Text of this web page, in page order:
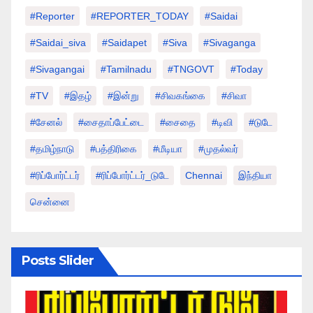
#Reporter #REPORTER_TODAY #saidai
#saidai_siva #saidapet #Siva #Sivaganga
#sivagangai #tamilnadu #TNGOVT #today
#TV #இதழ் #இன்று #சிவகங்கை #சிவா
#சேனல் #சைதாப்பேட்டை #சைதை #டிவி #டுடே
#தமிழ்நாடு #பத்திரிகை #மீடியா #முதல்வர்
#ரிப்போர்ட்டர் #ரிப்போர்ட்டர்_டுடே Chennai இந்தியா
சென்னை
Posts Slider